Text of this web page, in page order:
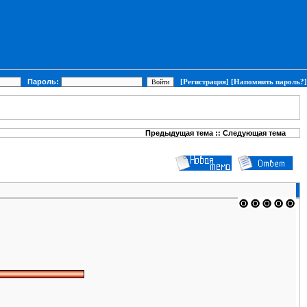
Пароль: [Регистрация] [Напомнить пароль?]
Предыдущая тема :: Следующая тема